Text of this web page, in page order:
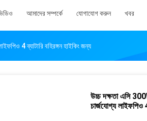
আমাদের সম্পর্কে যোগাযোগ করুন খবর
4 ব্যাটারি বহিরঙ্গন হাইকিং জন্য
উচ্চ দক্ষতা এসি
চার্জযোগ্য লাইফপিও